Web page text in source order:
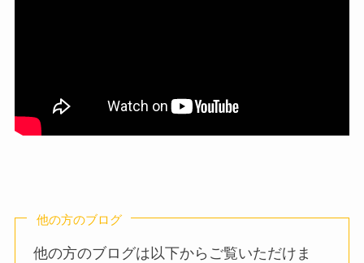
他の方のブログ
他の方のブログは以下からご覧いただけま